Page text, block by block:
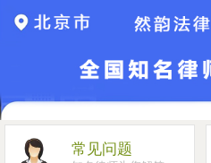
常见问题